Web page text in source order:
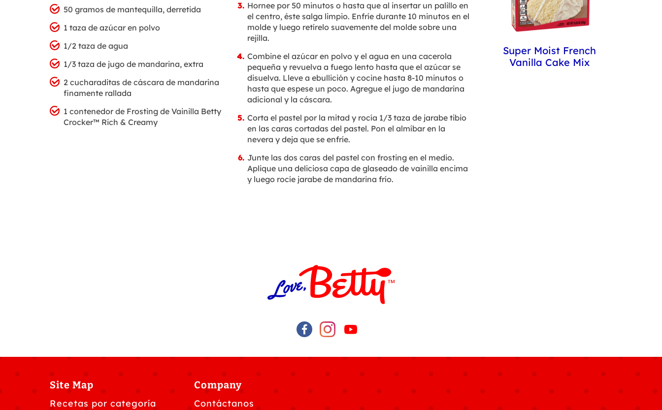
50 gramos de mantequilla, derretida
1 taza de azúcar en polvo
1/2 taza de agua
1/3 taza de jugo de mandarina, extra
2 cucharaditas de cáscara de mandarina
finamente rallada
1 contenedor de Frosting de Vainilla Betty
Crocker™ Rich & Creamy
Hornee por 50 minutos o hasta que al insertar un palillo en
el centro, éste salga limpio. Enfríe durante 10 minutos en el
molde y luego retírelo suavemente del molde sobre una
rejilla.
Combine el azúcar en polvo y el agua en una cacerola
pequeña y revuelva a fuego lento hasta que el azúcar se
disuelva. Lleve a ebullición y cocine hasta 8-10 minutos o
hasta que espese un poco. Agregue el jugo de mandarina
adicional y la cáscara.
Corta el pastel por la mitad y rocía 1/3 taza de jarabe tibio
en las caras cortadas del pastel. Pon el almíbar en la
nevera y deja que se enfríe.
Junte las dos caras del pastel con frosting en el medio.
Aplique una deliciosa capa de glaseado de vainilla encima
y luego rocíe jarabe de mandarina frío.
Super Moist French
Vanilla Cake Mix
Site Map
Recetas por categoría
Company
Contáctanos